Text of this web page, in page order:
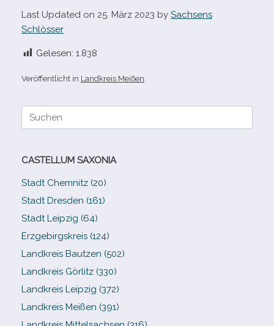
Last Updated on 25. März 2023 by Sachsens
Schlösser
Gelesen: 1.838
Veröffentlicht in Landkreis Meißen
Suche
CASTELLUM SAXONIA
Stadt Chemnitz (20)
Stadt Dresden (161)
Stadt Leipzig (64)
Erzgebirgskreis (124)
Landkreis Bautzen (502)
Landkreis Görlitz (330)
Landkreis Leipzig (372)
Landkreis Meißen (391)